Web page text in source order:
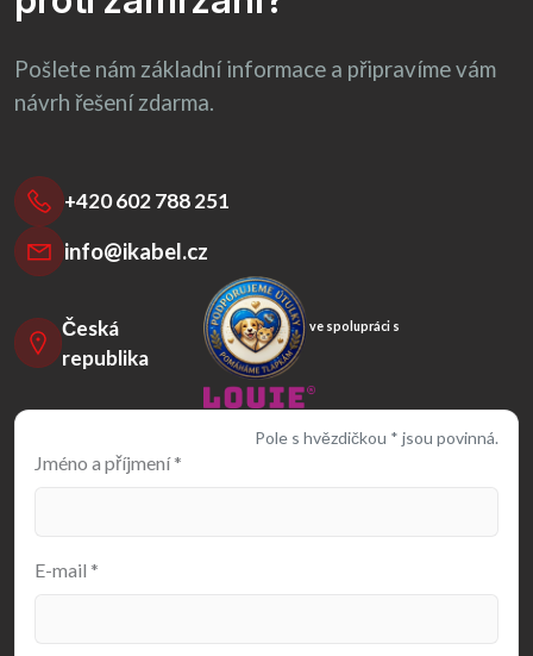
Pošlete nám základní informace a připravíme vám
návrh řešení zdarma.
+420 602 788 251
info@ikabel.cz
Česká
republika
ve spolupráci s
Pole s hvězdičkou * jsou povinná.
Jméno a příjmení*
E-mail *